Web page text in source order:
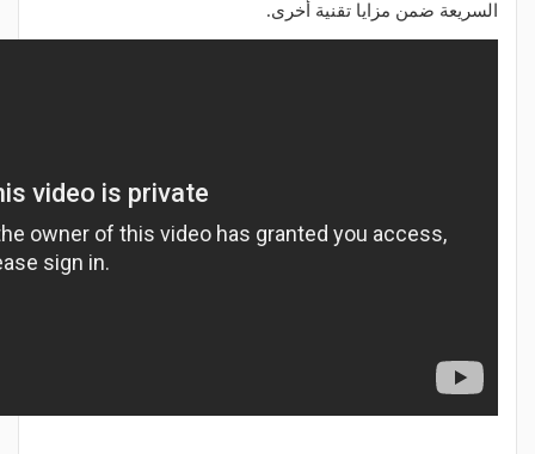
السريعة ضمن مزايا تقنية أخرى.